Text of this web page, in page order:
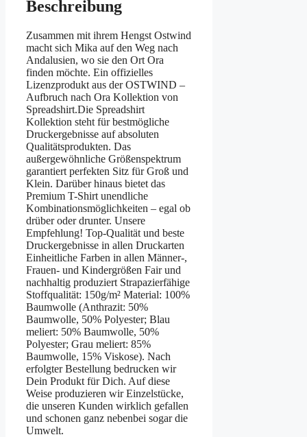
Beschreibung
Zusammen mit ihrem Hengst Ostwind
macht sich Mika auf den Weg nach
Andalusien, wo sie den Ort Ora
finden möchte. Ein offizielles
Lizenzprodukt aus der OSTWIND –
Aufbruch nach Ora Kollektion von
Spreadshirt.Die Spreadshirt
Kollektion steht für bestmögliche
Druckergebnisse auf absoluten
Qualitätsprodukten. Das
außergewöhnliche Größenspektrum
garantiert perfekten Sitz für Groß und
Klein. Darüber hinaus bietet das
Premium T-Shirt unendliche
Kombinationsmöglichkeiten – egal ob
drüber oder drunter. Unsere
Empfehlung! Top-Qualität und beste
Druckergebnisse in allen Druckarten
Einheitliche Farben in allen Männer-,
Frauen- und Kindergrößen Fair und
nachhaltig produziert Strapazierfähige
Stoffqualität: 150g/m² Material: 100%
Baumwolle (Anthrazit: 50%
Baumwolle, 50% Polyester; Blau
meliert: 50% Baumwolle, 50%
Polyester; Grau meliert: 85%
Baumwolle, 15% Viskose). Nach
erfolgter Bestellung bedrucken wir
Dein Produkt für Dich. Auf diese
Weise produzieren wir Einzelstücke,
die unseren Kunden wirklich gefallen
und schonen ganz nebenbei sogar die
Umwelt.